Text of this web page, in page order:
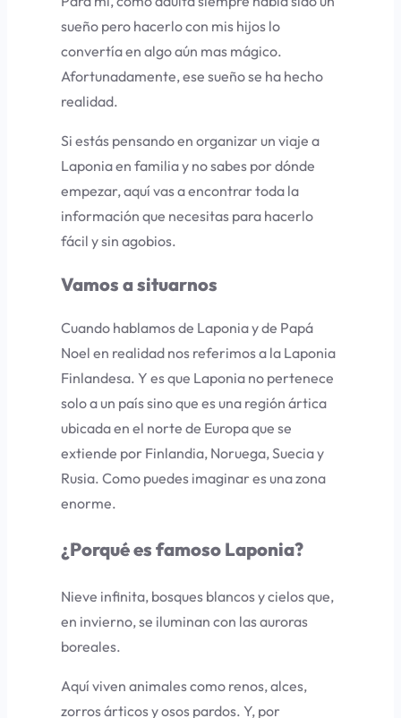
sueño pero hacerlo con mis hijos lo
convertía en algo aún mas mágico.
Afortunadamente, ese sueño se ha hecho
realidad.
Si estás pensando en organizar un viaje a
Laponia en familia y no sabes por dónde
empezar, aquí vas a encontrar toda la
información que necesitas para hacerlo
fácil y sin agobios.
Vamos a situarnos
Cuando hablamos de Laponia y de Papá
Noel en realidad nos referimos a la Laponia
Finlandesa. Y es que Laponia no pertenece
solo a un país sino que es una región ártica
ubicada en el norte de Europa que se
extiende por Finlandia, Noruega, Suecia y
Rusia. Como puedes imaginar es una zona
enorme.
¿Porqué es famoso Laponia?
Nieve infinita, bosques blancos y cielos que,
en invierno, se iluminan con las auroras
boreales.
Aquí viven animales como renos, alces,
zorros árticos y osos pardos. Y, por